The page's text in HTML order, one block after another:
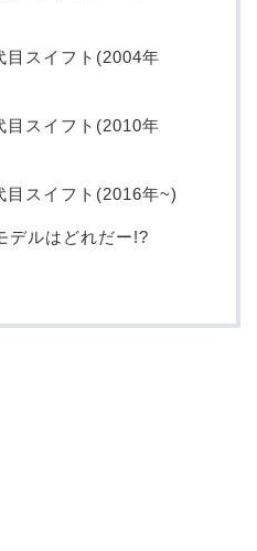
目スイフト(2004年
目スイフト(2010年
目スイフト(2016年~)
デルはどれだー!?